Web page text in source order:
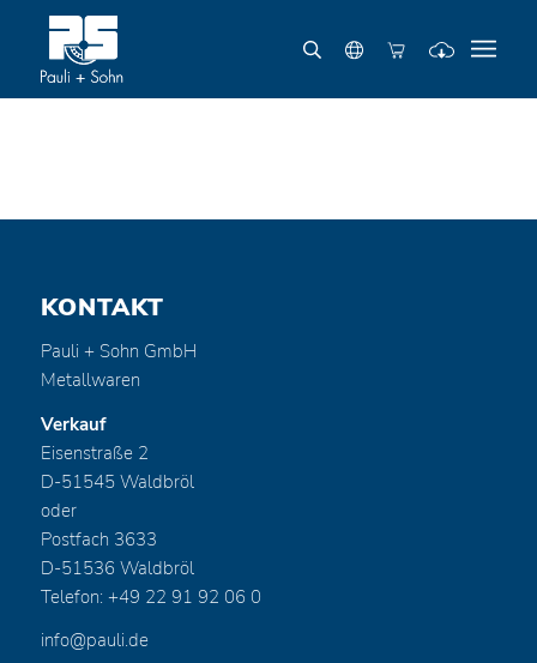
KONTAKT
Pauli + Sohn GmbH
Metallwaren
Verkauf
Eisenstraße 2
D-51545 Waldbröl
oder
Postfach 3633
D-51536 Waldbröl
Telefon: +49 22 91 92 06 0
info@pauli.de